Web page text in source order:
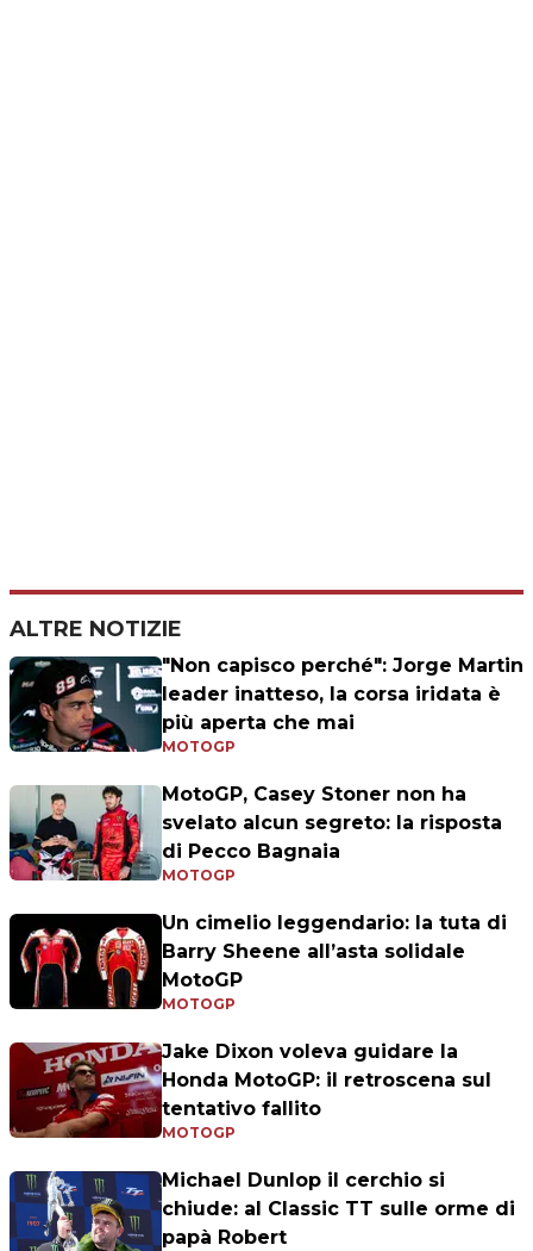
ALTRE NOTIZIE
"Non capisco perché": Jorge Martin
leader inatteso, la corsa iridata è
più aperta che mai
MOTOGP
MotoGP, Casey Stoner non ha
svelato alcun segreto: la risposta
di Pecco Bagnaia
MOTOGP
Un cimelio leggendario: la tuta di
Barry Sheene all’asta solidale
MotoGP
MOTOGP
Jake Dixon voleva guidare la
Honda MotoGP: il retroscena sul
tentativo fallito
MOTOGP
Michael Dunlop il cerchio si
chiude: al Classic TT sulle orme di
papà Robert